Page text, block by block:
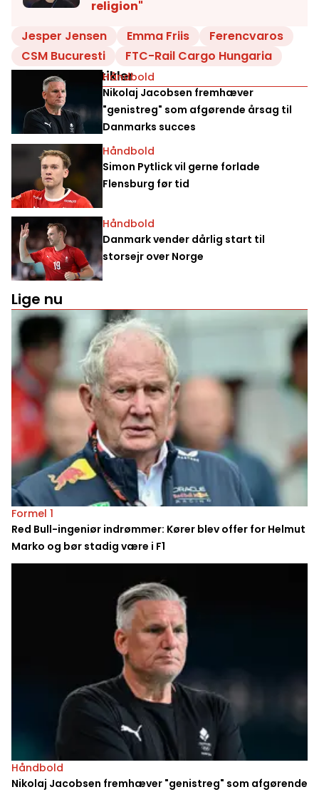
religion"
Jesper Jensen
Emma Friis
Ferencvaros
CSM Bucuresti
FTC-Rail Cargo Hungaria
Relaterede artikler
Håndbold
Nikolaj Jacobsen fremhæver
"genistreg" som afgørende årsag til
Danmarks succes
Håndbold
Simon Pytlick vil gerne forlade
Flensburg før tid
Håndbold
Danmark vender dårlig start til
storsejr over Norge
Lige nu
Formel 1
Red Bull-ingeniør indrømmer: Kører blev offer for Helmut
Marko og bør stadig være i F1
Håndbold
Nikolaj Jacobsen fremhæver "genistreg" som afgørende